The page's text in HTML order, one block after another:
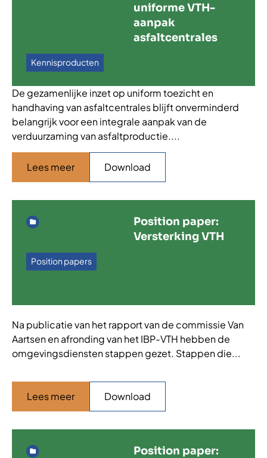
uniforme VTH-
aanpak
asfaltcentrales
Kennisproducten
De gezamenlijke inzet op uniform toezicht en
handhaving van asfaltcentrales blijft onverminderd
belangrijk voor een integrale aanpak van de
verduurzaming van asfaltproductie....
Lees meer Download
Position paper:
Versterking VTH
Position papers
Na publicatie van het rapport van de commissie Van
Aartsen en afronding van het IBP-VTH hebben de
omgevingsdiensten stappen gezet. Stappen die...
Lees meer Download
Position paper: